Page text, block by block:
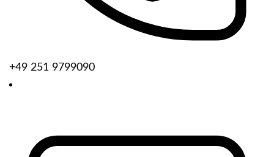
+49 251 9799090